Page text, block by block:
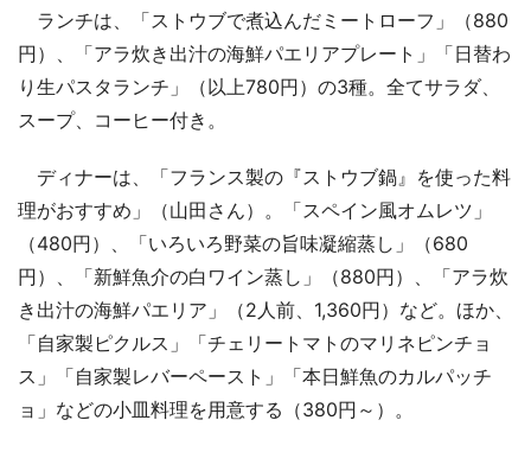
ランチは、「ストウブで煮込んだミートローフ」（880
円）、「アラ炊き出汁の海鮮パエリアプレート」「日替わ
り生パスタランチ」（以上780円）の3種。全てサラダ、
スープ、コーヒー付き。
ディナーは、「フランス製の『ストウブ鍋』を使った料
理がおすすめ」（山田さん）。「スペイン風オムレツ」
（480円）、「いろいろ野菜の旨味凝縮蒸し」（680
円）、「新鮮魚介の白ワイン蒸し」（880円）、「アラ炊
き出汁の海鮮パエリア」（2人前、1,360円）など。ほか、
「自家製ピクルス」「チェリートマトのマリネピンチョ
ス」「自家製レバーペースト」「本日鮮魚のカルパッチ
ョ」などの小皿料理を用意する（380円～）。